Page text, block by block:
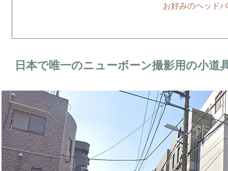
お好みのヘッド
日本で唯一のニューボーン撮影用の小道